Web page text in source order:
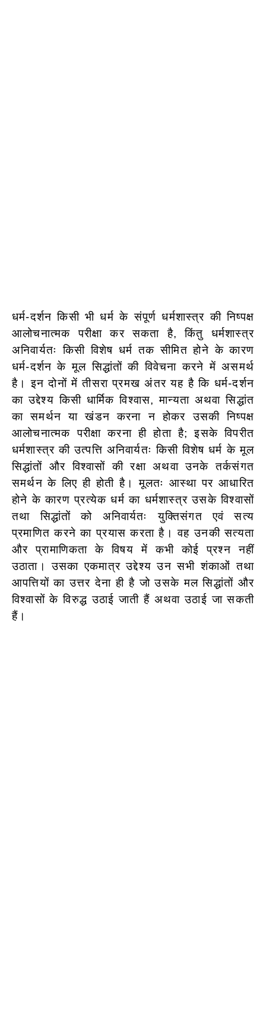
धर्म-दर्शन किसी भी धर्म के संपूर्ण धर्मशास्त्र की निष्पक्ष
आलोचनात्मक परीक्षा कर सकता है, किंतु धर्मशास्त्र
अनिवार्यतः किसी विशेष धर्म तक सीमित होने के कारण
धर्म-दर्शन के मूल सिद्धांतों की विवेचना करने में असमर्थ
है। इन दोनों में तीसरा प्रमख अंतर यह है कि धर्म-दर्शन
का उद्देश्य किसी धार्मिक विश्वास, मान्यता अथवा सिद्धांत
का समर्थन या खंडन करना न होकर उसकी निष्पक्ष
आलोचनात्मक परीक्षा करना ही होता है; इसके विपरीत
धर्मशास्त्र की उत्पत्ति अनिवार्यतः किसी विशेष धर्म के मूल
सिद्धांतों और विश्वासों की रक्षा अथवा उनके तर्कसंगत
समर्थन के लिए ही होती है। मूलतः आस्था पर आधारित
होने के कारण प्रत्येक धर्म का धर्मशास्त्र उसके विश्वासों
तथा सिद्धांतों को अनिवार्यतः युक्तिसंगत एवं सत्य
प्रमाणित करने का प्रयास करता है। वह उनकी सत्यता
और प्रामाणिकता के विषय में कभी कोई प्रश्न नहीं
उठाता। उसका एकमात्र उद्देश्य उन सभी शंकाओं तथा
आपत्तियों का उत्तर देना ही है जो उसके मल सिद्धांतों और
विश्वासों के विरुद्ध उठाई जाती हैं अथवा उठाई जा सकती
हैं।